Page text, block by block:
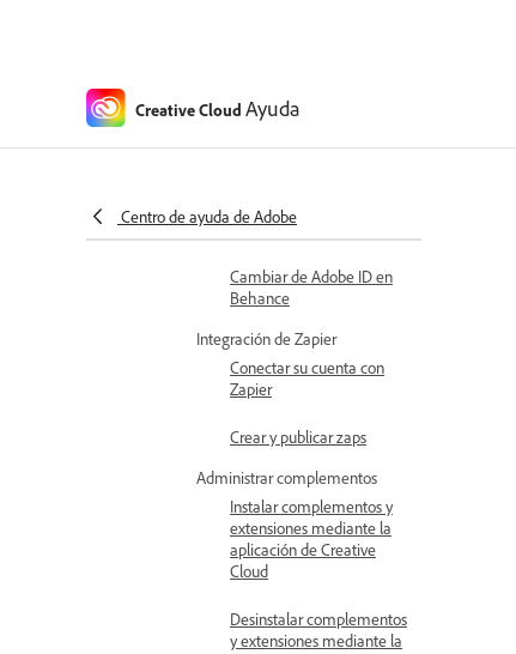
Creative Cloud Ayuda
Centro de ayuda de Adobe
Acceder a Behance
Cambiar de Adobe ID en
Behance
Integración de Zapier
Conectar su cuenta con
Zapier
Crear y publicar zaps
Administrar complementos
Instalar complementos y
extensiones mediante la
aplicación de Creative
Cloud
Desinstalar complementos
y extensiones mediante la